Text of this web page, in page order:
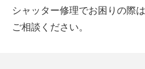
シャッター修理でお困りの際
ご相談ください。